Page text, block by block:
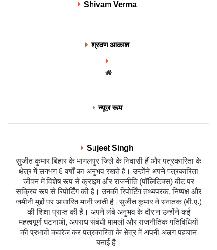
Shivam Verma
श्रवण आकाश
न्यूज़ रूम
Sujeet Singh
सुजीत कुमार बिहार के भागलपुर जिले के निवासी हैं और पत्रकारिता के
क्षेत्र में लगभग 8 वर्षों का अनुभव रखते हैं। उन्होंने अपने पत्रकारिता
जीवन में विशेष रूप से क्राइम और राजनीति (पॉलिटिक्स) बीट पर
सक्रिय रूप से रिपोर्टिंग की है। उनकी रिपोर्टिंग तथ्यपरक, निष्पक्ष और
जमीनी मुद्दों पर आधारित मानी जाती है।सुजीत कुमार ने स्नातक (बी.ए.)
की शिक्षा प्राप्त की है। अपने लंबे अनुभव के दौरान उन्होंने कई
महत्वपूर्ण घटनाओं, अपराध संबंधी मामलों और राजनीतिक गतिविधियों
की प्रभावी कवरेज कर पत्रकारिता के क्षेत्र में अपनी अलग पहचान
बनाई है।